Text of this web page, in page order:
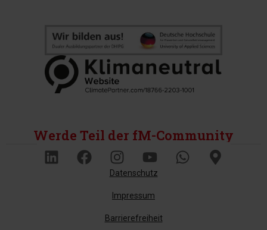
Werde Teil der fM-Community
Datenschutz
Impressum
Barrierefreiheit